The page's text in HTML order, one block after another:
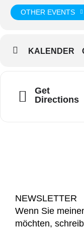
OTHER EVENTS
KALENDER
Get
Directions
NEWSLETTER
Wenn Sie
möchten,